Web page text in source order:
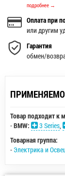
подробнее →
Оплата при
или другим
Гарантия
обмен/
Товар подходит к
-BMW: 3 Series,
Товарная группа:
- Электрика и